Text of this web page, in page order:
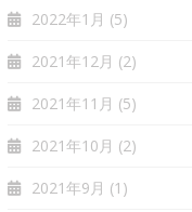
2022年1月 (5)
2021年12月 (2)
2021年11月 (5)
2021年10月 (2)
2021年9月 (1)